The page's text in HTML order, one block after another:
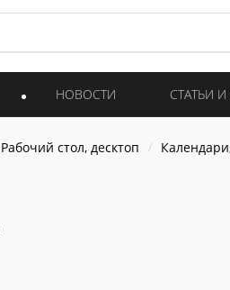
НОВОСТИ СТАТЬИ
Рабочий стол, десктоп